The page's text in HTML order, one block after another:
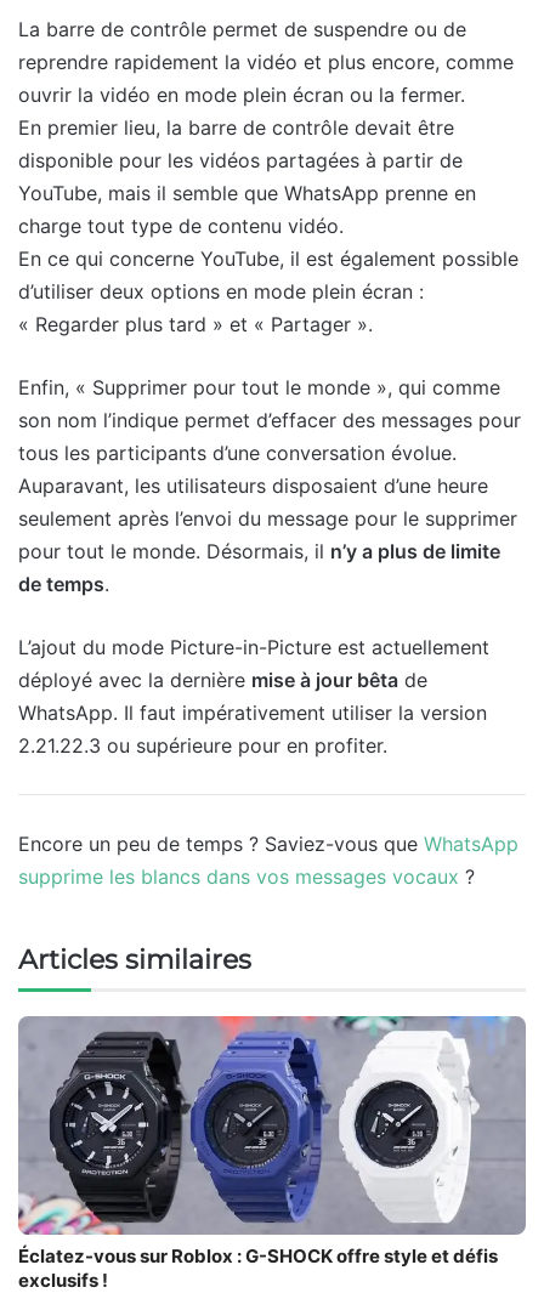
La barre de contrôle permet de suspendre ou de
reprendre rapidement la vidéo et plus encore, comme
ouvrir la vidéo en mode plein écran ou la fermer.
En premier lieu, la barre de contrôle devait être
disponible pour les vidéos partagées à partir de
YouTube, mais il semble que WhatsApp prenne en
charge tout type de contenu vidéo.
En ce qui concerne YouTube, il est également possible
d’utiliser deux options en mode plein écran :
« Regarder plus tard » et « Partager ».
Enfin, « Supprimer pour tout le monde », qui comme
son nom l’indique permet d’effacer des messages pour
tous les participants d’une conversation évolue.
Auparavant, les utilisateurs disposaient d’une heure
seulement après l’envoi du message pour le supprimer
pour tout le monde. Désormais, il n’y a plus de limite
de temps.
L’ajout du mode Picture-in-Picture est actuellement
déployé avec la dernière mise à jour bêta de
WhatsApp. Il faut impérativement utiliser la version
2.21.22.3 ou supérieure pour en profiter.
Encore un peu de temps ? Saviez-vous que WhatsApp
supprime les blancs dans vos messages vocaux ?
Articles similaires
Éclatez-vous sur Roblox : G-SHOCK offre style et défis
exclusifs !